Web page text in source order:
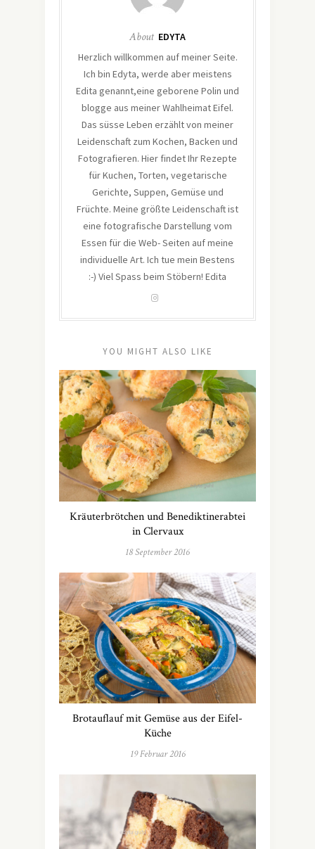
About EDYTA
Herzlich willkommen auf meiner Seite.
Ich bin Edyta, werde aber meistens
Edita genannt,eine geborene Polin und
blogge aus meiner Wahlheimat Eifel.
Das süsse Leben erzählt von meiner
Leidenschaft zum Kochen, Backen und
Fotografieren. Hier findet Ihr Rezepte
für Kuchen, Torten, vegetarische
Gerichte, Suppen, Gemüse und
Früchte. Meine größte Leidenschaft ist
eine fotografische Darstellung vom
Essen für die Web- Seiten auf meine
individuelle Art. Ich tue mein Bestens
:-) Viel Spass beim Stöbern! Edita
YOU MIGHT ALSO LIKE
Kräuterbrötchen und Benediktinerabtei
in Clervaux
18 September 2016
Brotauflauf mit Gemüse aus der Eifel-
Küche
19 Februar 2016